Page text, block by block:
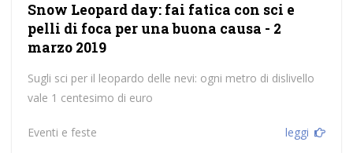
Snow Leopard day: fai fatica con sci e
pelli di foca per una buona causa - 2
marzo 2019
Sugli sci per il leopardo delle nevi: ogni metro di dislivello
vale 1 centesimo di euro
Eventi e feste leggi